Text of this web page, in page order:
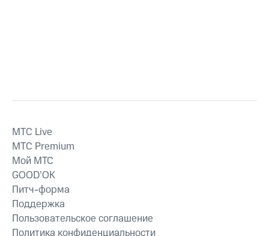
MTС Live
MTС Premium
Мой МТС
GOOD’OK
Питч-форма
Поддержка
Пользовательское соглашение
Политика конфиденциальности